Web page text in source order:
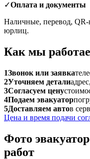
✓Оплата и документы
Наличные, перевод, QR-
юрлиц.
Как мы
1Звонок или заявка
2Уточняем детали
3Согласуем цену
4Подаем эвакуатор
5Доставляем автов
Цена и время подачи
Фото
работ